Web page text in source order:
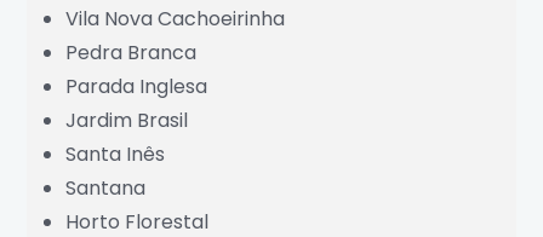
Vila Nova Cachoeirinha
Pedra Branca
Parada Inglesa
Jardim Brasil
Santa Inês
Santana
Horto Florestal